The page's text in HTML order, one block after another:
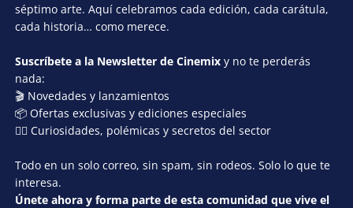
séptimo arte. Aquí celebramos cada edición, cada carátula,
cada historia… como merece.
Suscríbete a la Newsletter de Cinemix y no te perderás
nada:
🎬 Novedades y lanzamientos
📦 Ofertas exclusivas y ediciones especiales
🕵️‍♂️ Curiosidades, polémicas y secretos del sector
Todo en un solo correo, sin spam, sin rodeos. Solo lo que te
interesa.
Únete ahora y forma parte de esta comunidad que vive el